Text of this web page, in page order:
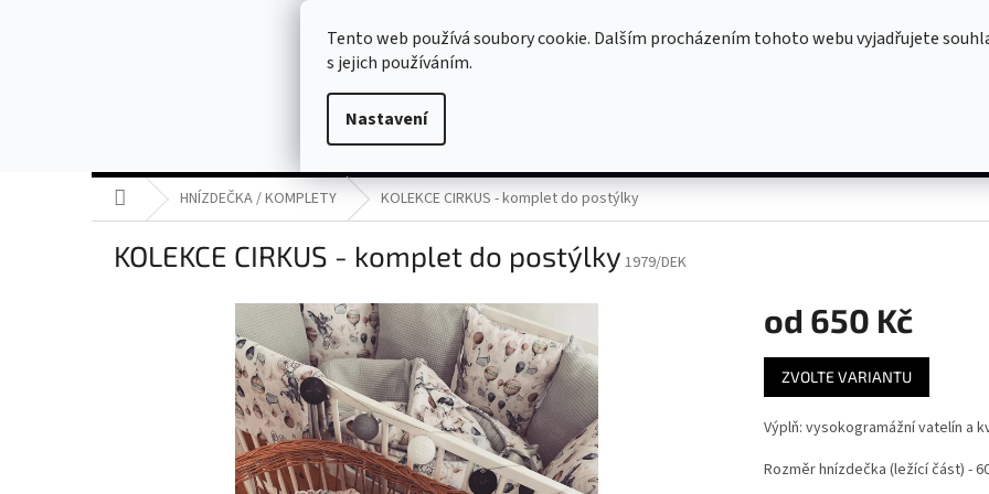
Tento web používá soubory cookie. Dalším procházením tohoto webu vyjadřujete
s jejich používáním.
Nastavení
Domů HNÍZDEČKA / KOMPLETY KOLEKCE CIRKUS - komplet do postýlky
KOLEKCE CIRKUS - komplet do postýlky 1979/DEK
od 650 Kč
Měrná
cena:
ZVOLTE VARIANTU
Výplň: vysokogramážní vatelín a
Rozměr hnízdečka (ležící část) -